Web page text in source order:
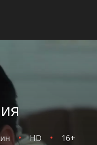
HD 16+